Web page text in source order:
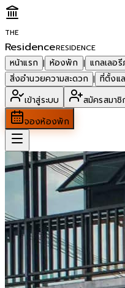
THE
ResidenceRESIDENCE
หน้าแรก | ห้องพัก | แกลเลอ
สิ่งอำนวยความสะดวก | ที่ตั้งแ
เข้าสู่ระบบ
สมัครสมาชิ
จองห้องพัก